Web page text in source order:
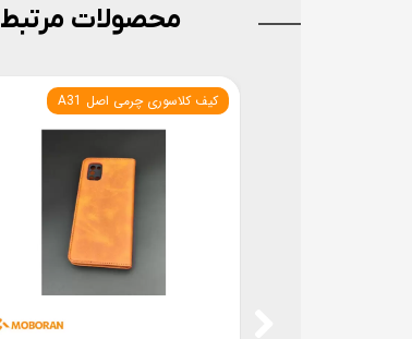
کیف کلاسوری چرمی اصل A31
محصولات مرتبط